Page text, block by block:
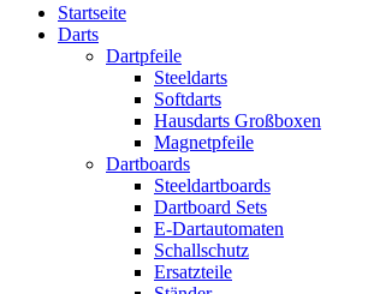
Startseite
Darts
Dartpfeile
Steeldarts
Softdarts
Hausdarts Großboxen
Magnetpfeile
Dartboards
Steeldartboards
Dartboard Sets
E-Dartautomaten
Schallschutz
Ersatzteile